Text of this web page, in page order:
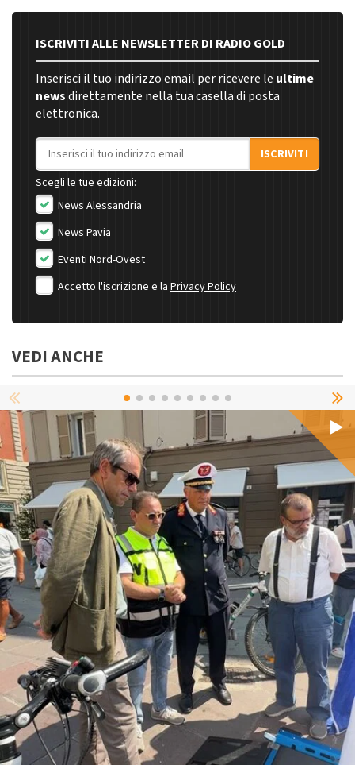
ISCRIVITI ALLE NEWSLETTER DI RADIO GOLD
Inserisci il tuo indirizzo email per ricevere le ultime
newsdirettamente nella tua casella di posta
elettronica.
Indirizzo email
ISCRIVITI
Scegli le tue edizioni:
News Alessandria
News Pavia
Eventi Nord-Ovest
Accetto l'iscrizione e la Privacy Policy
VEDI ANCHE